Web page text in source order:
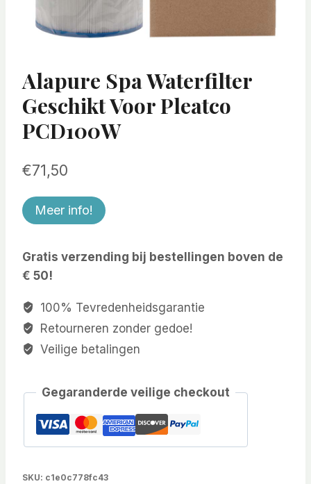
Alapure Spa Waterfilter
Geschikt Voor Pleatco
PCD100W
€71,50
Meer info!
Gratis verzending bij bestellingen boven de
€ 50!
100% Tevredenheidsgarantie
Retourneren zonder gedoe!
Veilige betalingen
Gegaranderde veilige checkout
SKU: c1e0c778fc43